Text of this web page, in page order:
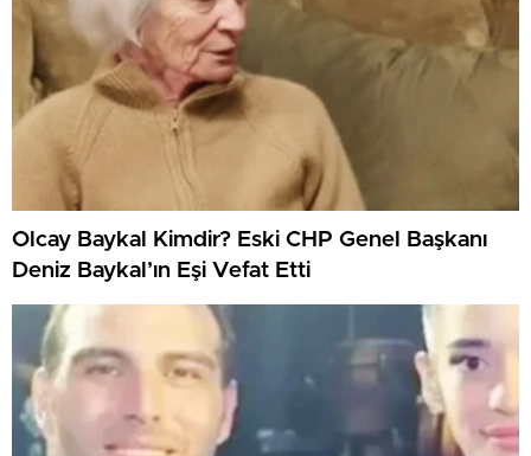
Olcay Baykal Kimdir? Eski CHP Genel Başkanı
Deniz Baykal’ın Eşi Vefat Etti